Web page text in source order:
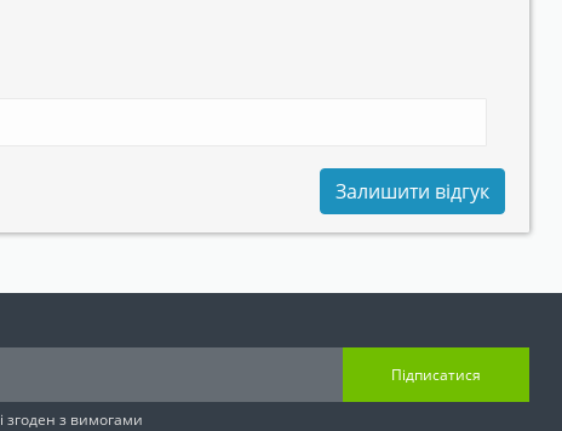
Залишити відгук
Підписатися
і згоден з вимогами